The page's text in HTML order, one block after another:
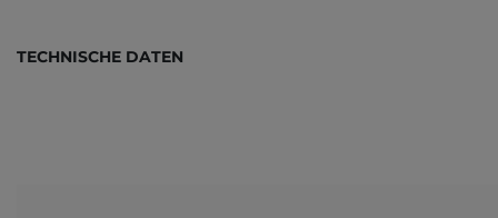
TECHNISCHE DATEN